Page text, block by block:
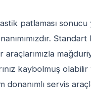
patlaması
kaybolmuş olabilir
servis